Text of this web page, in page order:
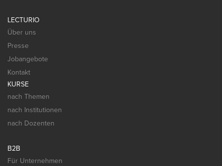
LECTURIO
Über uns
Presse
Jobangebote
Kontakt
KURSE
nach Themen
nach Institutionen
nach Dozenten
B2B
Für Unternehmen